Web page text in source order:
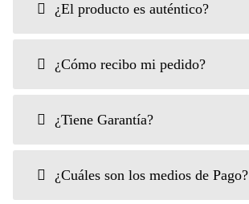
¿El producto es auténtico?
¿Cómo recibo mi pedido?
¿Tiene Garantía?
¿Cuáles son los medios de Pago?